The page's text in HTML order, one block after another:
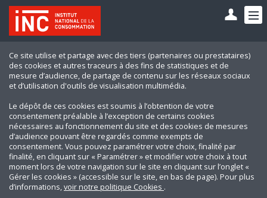
Ce site utilise et partage avec des tiers (partenaires ou prestataires)
des cookies et autres traceurs à des fins de statistiques et de
mesure d’audience, de partage de contenu sur les réseaux sociaux
et d’utilisation d'outils de visualisation multimédia.
Le dépôt de ces cookies est soumis à l’obtention de votre
consentement préalable à l’exception de certains cookies
nécessaires au fonctionnement du site et des cookies de mesures
d’audience pouvant être regardés comme exempts de
consentement. Vous pouvez paramétrer votre choix, finalité par
finalité, en cliquant sur « Paramétrer » et modifier votre choix à tout
moment lors de votre navigation sur le site en cliquant sur l’onglet «
Gérer les cookies » (accessible sur le site, en bas de page). Pour plus
d’informations,voir notre politique Cookies .